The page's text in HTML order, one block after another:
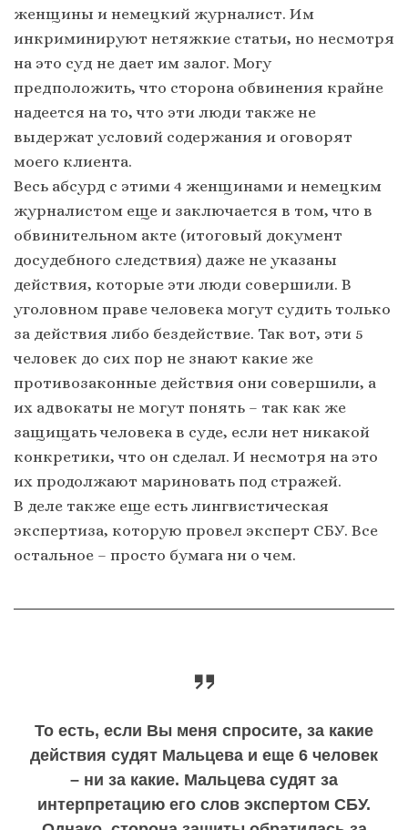
женщины и немецкий журналист. Им
инкриминируют нетяжкие статьи, но несмотря
на это суд не дает им залог. Могу
предположить, что сторона обвинения крайне
надеется на то, что эти люди также не
выдержат условий содержания и оговорят
моего клиента.
Весь абсурд с этими 4 женщинами и немецким
журналистом еще и заключается в том, что в
обвинительном акте (итоговый документ
досудебного следствия) даже не указаны
действия, которые эти люди совершили. В
уголовном праве человека могут судить только
за действия либо бездействие. Так вот, эти 5
человек до сих пор не знают какие же
противозаконные действия они совершили, а
их адвокаты не могут понять – так как же
защищать человека в суде, если нет никакой
конкретики, что он сделал. И несмотря на это
их продолжают мариновать под стражей.
В деле также еще есть лингвистическая
экспертиза, которую провел эксперт СБУ. Все
остальное – просто бумага ни о чем.
То есть, если Вы меня спросите, за какие
действия судят Мальцева и еще 6 человек
– ни за какие. Мальцева судят за
интерпретацию его слов экспертом СБУ.